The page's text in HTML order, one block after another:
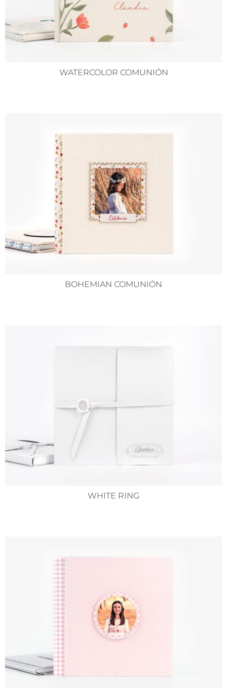
WATERCOLOR COMUNIÓN
BOHEMIAN COMUNIÓN
WHITE RING